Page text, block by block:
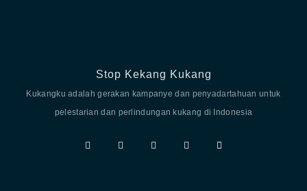
Stop Kekang Kukang
Kukangku adalah gerakan kampanye dan penyadartahuan untuk
pelestarian dan perlindungan kukang di Indonesia